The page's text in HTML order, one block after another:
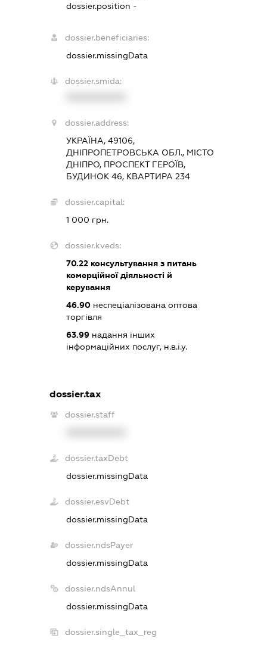
dossier.position -
dossier.beneficiaries:
dossier.missingData
dossier.smida:
dossier.address:
УКРАЇНА, 49106,
ДНІПРОПЕТРОВСЬКА ОБЛ., МІСТО
ДНІПРО, ПРОСПЕКТ ГЕРОЇВ,
БУДИНОК 46, КВАРТИРА 234
dossier.capital:
1 000 грн.
dossier.kveds:
70.22 консультування з питань
комерційної діяльності й
керування
46.90 неспеціалізована оптова
торгівля
63.99 надання інших
інформаційних послуг, н.в.і.у.
dossier.tax
dossier.staff
dossier.taxDebt
dossier.missingData
dossier.esvDebt
dossier.missingData
dossier.ndsPayer
dossier.missingData
dossier.ndsAnnul
dossier.missingData
dossier.single_tax_reg